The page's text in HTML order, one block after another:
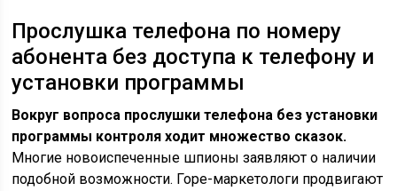
Прослушка телефона по номеру
абонента без доступа к телефону и
установки программы
Вокруг вопроса прослушки телефона без установки
программы контроля ходит множество сказок.
Многие новоиспеченные шпионы заявляют о наличии
подобной возможности. Горе-маркетологи продвигают